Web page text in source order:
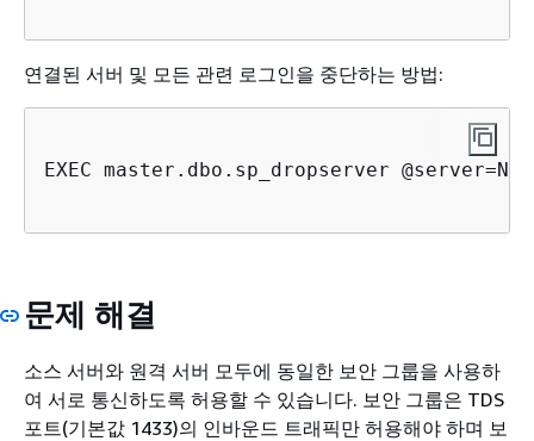
연결된 서버 및 모든 관련 로그인을 중단하는 방법:
EXEC master.dbo.sp_dropserver
문제 해결
소스 서버와 원격 서버 모두에 동일한 보안 그룹을 사용하
여 서로 통신하도록 허용할 수 있습니다. 보안 그룹은 TDS
포트(기본값 1433)의 인바운드 트래픽만 허용해야 하며 보